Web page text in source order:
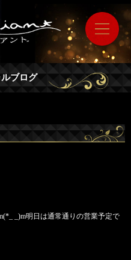
ブログ
_)m明日は通常通りの営業予定で